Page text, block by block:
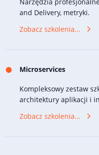
Narzędzia
and Delivery, metryki.
Zobacz szkolenia...
Microservices
Kompleksowy zestaw
architektury aplikacji i
Zobacz szkolenia...